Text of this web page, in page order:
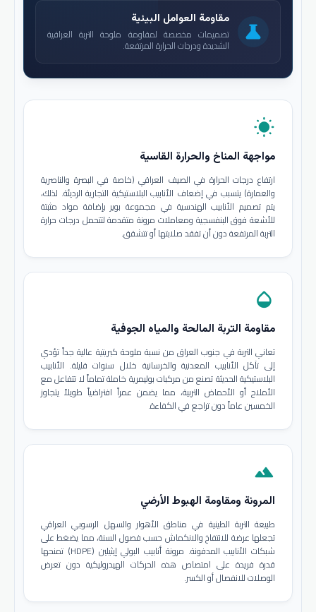
science
مقاومة العوامل البيئية
تصميمات مخصصة لمقاومة ملوحة التربة العراقية
الشديدة ودرجات الحرارة المرتفعة.
wb_sunny
مواجهة المناخ والحرارة القاسية
ارتفاع درجات الحرارة في الصيف العراقي (خاصة في البصرة والناصرية
والعمارة) يتسبب في إضعاف الأنابيب البلاستيكية التجارية الرديئة. لذلك،
يتم تصميم الأنابيب الهندسية في مجموعة بوير بإضافة مواد مثبتة
للأشعة فوق البنفسجية ومعاملات مرونة متقدمة لتتحمل درجات حرارة
التربة المرتفعة دون أن تفقد صلابتها أو تتشقق.
opacity
مقاومة التربة المالحة والمياه الجوفية
تعاني التربة في جنوب العراق من نسبة ملوحة كبريتية عالية جداً تؤدي
إلى تآكل الأنابيب المعدنية والخرسانية خلال سنوات قليلة. الأنابيب
البلاستيكية الحديثة تصنع من مركبات بوليمرية خاملة تماماً لا تتفاعل مع
الأملاح أو الأحماض التربية، مما يضمن عمراً افتراضياً طويلاً يتجاوز
الخمسين عاماً دون تراجع في الكفاءة.
terrain
المرونة ومقاومة الهبوط الأرضي
طبيعة التربة الطينية في مناطق الأهوار والسهل الرسوبي العراقي
تجعلها عرضة للانتفاخ والانكماش حسب فصول السنة، مما يضغط على
شبكات الأنابيب المدفونة. مرونة أنابيب البولي إيثيلين (HDPE) تمنحها
قدرة فريدة على امتصاص هذه الحركات الهيدروليكية دون تعرض
الوصلات للانفصال أو الكسر.